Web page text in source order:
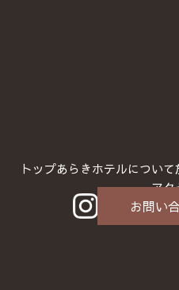
トップあらきホテルについて
アク
お問い